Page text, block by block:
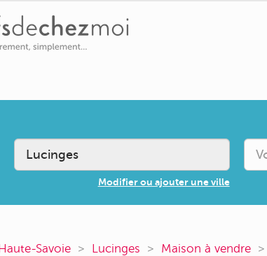
Modifier ou ajouter une ville
Savoie Lucinges Maison à vendre